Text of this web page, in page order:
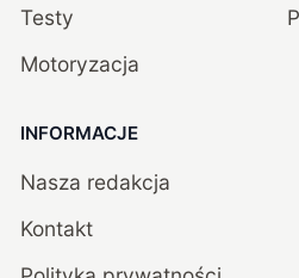
Testy
Motoryzacja
INFORMACJE
Nasza redakcja
Kontakt